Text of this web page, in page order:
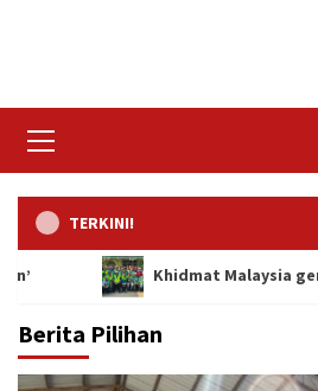
Menu
TERKINI!
Khidmat Malaysia gerak
Berita Pilihan